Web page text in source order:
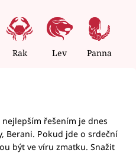
Rak Lev Panna
řešením je dnes
Berani. Pokud jde o srdeční
být ve víru zmatku. Snažit